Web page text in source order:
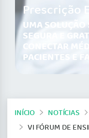
Prescrição
UMA SOLUÇÃO
SEGURA E
CONECTAR
PACIENTES E
INÍCIO NOTÍCIAS
VI FÓRUM DE ENSINO MÉDICO VAI DEBATER REPERCUSSÃO DA LEI 12.871/13 NA